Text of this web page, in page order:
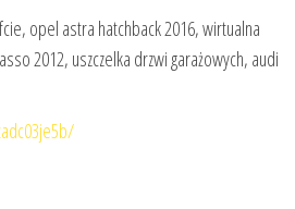
opel astra hatchback 2016, wirtualna
2012, uszczelka drzwi garażowych, audi